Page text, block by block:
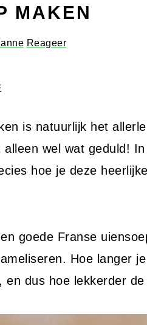
MAKEN
Reageer
is natuurlijk het
wel wat geduld!
hoe je deze
goede Franse
Hoe langer
en dus hoe lekkerder